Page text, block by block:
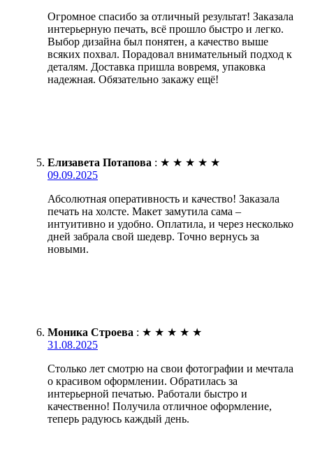
Огромное спасибо за отличный результат! Заказала
интерьерную печать, всё прошло быстро и легко.
Выбор дизайна был понятен, а качество выше
всяких похвал. Порадовал внимательный подход к
деталям. Доставка пришла вовремя, упаковка
надежная. Обязательно закажу ещё!
Елизавета Потапова : ★ ★ ★ ★ ★
09.09.2025
Абсолютная оперативность и качество! Заказала
печать на холсте. Макет замутила сама –
интуитивно и удобно. Оплатила, и через несколько
дней забрала свой шедевр. Точно вернусь за
новыми.
Моника Строева : ★ ★ ★ ★ ★
31.08.2025
Столько лет смотрю на свои фотографии и мечтала
о красивом оформлении. Обратилась за
интерьерной печатью. Работали быстро и
качественно! Получила отличное оформление,
теперь радуюсь каждый день.